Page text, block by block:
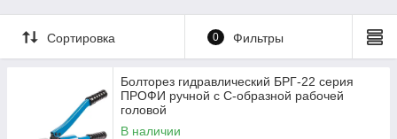
Сортировка 0 Фильтры
Болторез гидравлический БРГ-22 серия
ПРОФИ ручной с С-образной рабочей
головой
В наличии